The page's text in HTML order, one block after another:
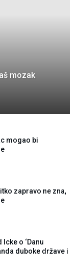
mozak
mogao bi
zapravo ne zna,
o ‘Danu
duboke države i